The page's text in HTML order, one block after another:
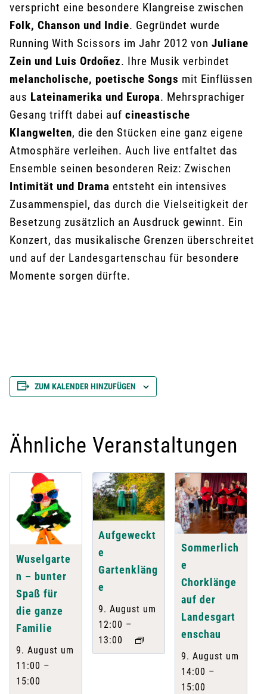
verspricht eine besondere Klangreise zwischen
Folk, Chanson und Indie. Gegründet wurde
Running With Scissors im Jahr 2012 von Juliane
Zein und Luis Ordoñez. Ihre Musik verbindet
melancholische, poetische Songs mit Einflüssen
aus Lateinamerika und Europa. Mehrsprachiger
Gesang trifft dabei auf cineastische
Klangwelten, die den Stücken eine ganz eigene
Atmosphäre verleihen. Auch live entfaltet das
Ensemble seinen besonderen Reiz: Zwischen
Intimität und Drama entsteht ein intensives
Zusammenspiel, das durch die Vielseitigkeit der
Besetzung zusätzlich an Ausdruck gewinnt. Ein
Konzert, das musikalische Grenzen überschreitet
und auf der Landesgartenschau für besondere
Momente sorgen dürfte.
ZUM KALENDER HINZUFÜGEN
Ähnliche Veranstaltungen
Wuselgarte
n – bunter
Spaß für
die ganze
Familie
9. August um
11:00 –
15:00
Aufgeweckt
e
Gartenkläng
e
9. August um
12:00 –
13:00
Sommerlich
e
Chorklänge
auf der
Landesgart
enschau
9. August um
14:00 –
15:00